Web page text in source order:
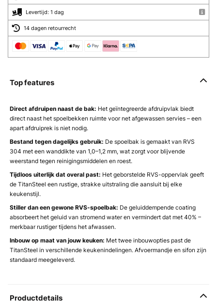
Levertijd: 1 dag
14 dagen retourrecht
Top features
Direct afdruipen naast de bak: Het geïntegreerde afdruipvlak biedt
direct naast het spoelbekken ruimte voor net afgewassen servies – een
apart afdruiprek is niet nodig.
Bestand tegen dagelijks gebruik: De spoelbak is gemaakt van RVS
304 met een wanddikte van 1,0–1,2 mm, wat zorgt voor blijvende
weerstand tegen reinigingsmiddelen en roest.
Tijdloos uiterlijk dat overal past: Het geborstelde RVS-oppervlak geeft
de TitanSteel een rustige, strakke uitstraling die aansluit bij elke
keukenstijl.
Stiller dan een gewone RVS-spoelbak: De geluiddempende coating
absorbeert het geluid van stromend water en vermindert dat met 40% –
merkbaar rustiger tijdens het afwassen.
Inbouw op maat van jouw keuken: Met twee inbouwopties past de
TitanSteel in verschillende keukenindelingen. Afvoermandje en sifon zijn
standaard meegeleverd.
Productdetails